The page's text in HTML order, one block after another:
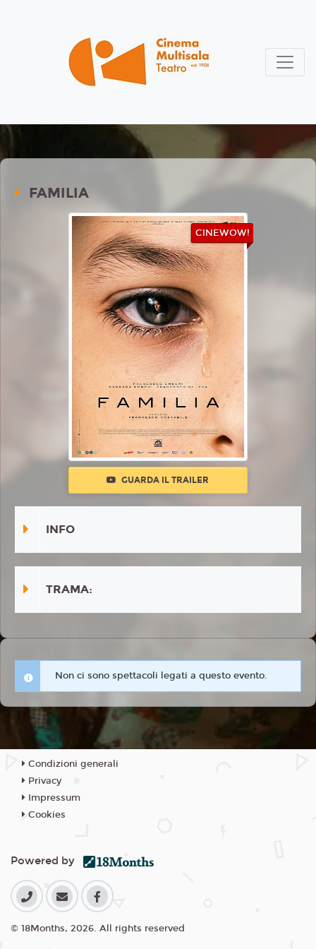
FAMILIA
CINEWOW!
GUARDA IL TRAILER
INFO
TRAMA:
Non ci sono spettacoli legati a questo evento.
Condizioni generali
Privacy
Impressum
Cookies
Powered by
© 18Months, 2026. All rights reserved